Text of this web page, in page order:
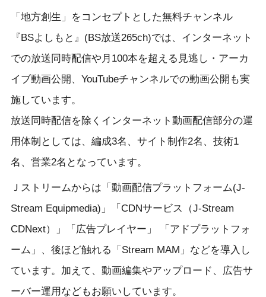
「地方創生」をコンセプトとした無料チャンネル
『BSよしもと』(BS放送265ch)では、インターネット
での放送同時配信や月100本を超える見逃し・アーカ
イブ動画公開、YouTubeチャンネルでの動画公開も実
施しています。
放送同時配信を除くインターネット動画配信部分の運
用体制としては、編成3名、サイト制作2名、技術1
名、営業2名となっています。
Ｊストリームからは「動画配信プラットフォーム(J-
Stream Equipmedia)」「CDNサービス（J-Stream
CDNext）」「広告プレイヤー」 「アドプラットフォ
ーム」、後ほど触れる「Stream MAM」などを導入し
ています。加えて、動画編集やアップロード、広告サ
ーバー運用などもお願いしています。